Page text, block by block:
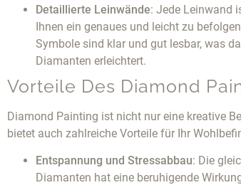
Detaillierte Leinwände: Jede Leinwand
Ihnen ein genaues und leicht zu
Symbole sind klar und gut lesbar, was
Diamanten erleichtert.
Vorteile Des Diamond
Diamond Painting ist nicht nur eine kreative
bietet auch zahlreiche Vorteile für Ihr
Entspannung und Stressabbau: Die
Diamanten hat eine beruhigende